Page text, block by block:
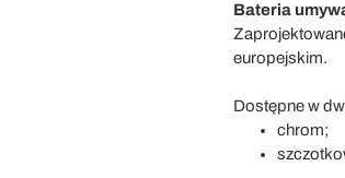
Bateria
europejskim.
Dostępne w
chrom;